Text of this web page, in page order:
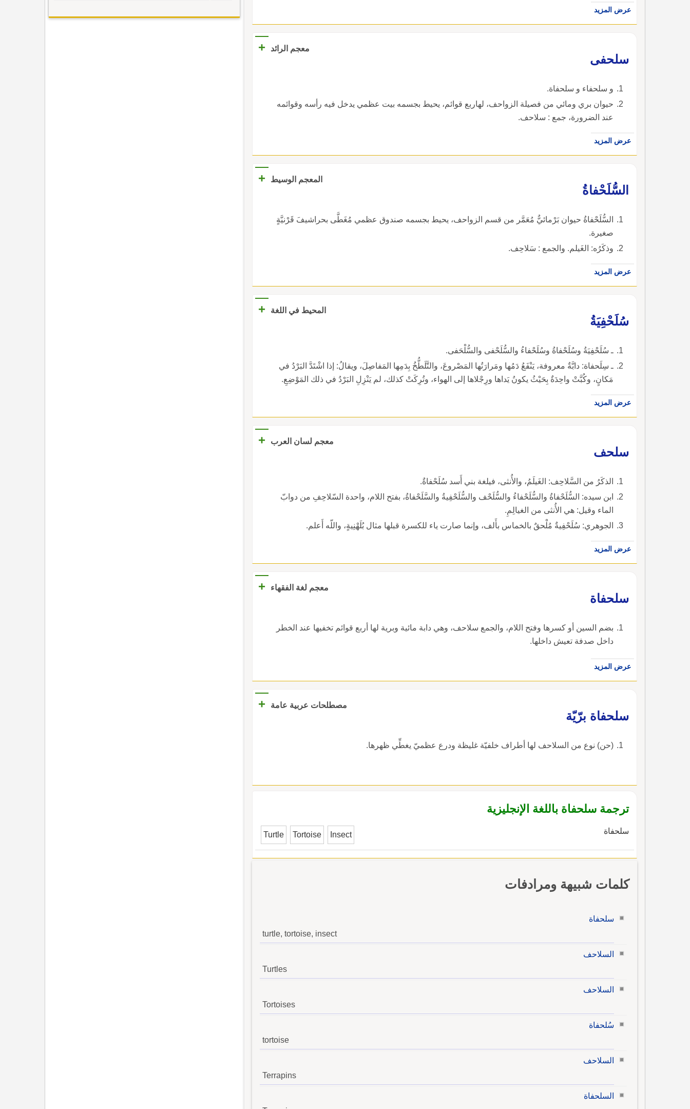
عرض المزيد
معجم الرائد
+
سلحفى
و سلحفاء و سلحفاة.
حيوان بري ومائي من فصيلة الزواحف، لهاربع قوائم، يحيط بجسمه بيت عظمي يدخل فيه رأسه وقوائمه
عند الضرورة، جمع : سلاحف.
عرض المزيد
المعجم الوسيط
+
السُّلَحْفاةُ
السُّلَحْفاةُ حيوان بَرْمائيٌّ مُعَمَّر من قسم الزواحف، يحيط بجسمه صندوق عظمي مُغَطَّى بحراشيفَ قَرْنيَّةٍ
صغيرة.
وذكَرُه: الغَيلم. والجمع : سَلاحِف.
عرض المزيد
المحيط في اللغة
+
سُلَحْفِيَةُ
ـ سُلَحْفِيَةُ وسُلَحْفاةُ وسُلَحْفاءُ والسُّلَحْفى والسُّلْحَفى.
ـ سِلَحفاة: دابَّةٌ معروفة، يَنْفَعُ دَمُها ومَرارَتُها المَصْروعَ، والتَّلَطُّخُ بِدَمِها المَفاصِلَ، ويقالُ: إذا اشْتَدَّ البَرْدُ في
مَكانٍ، وكُبَّتْ واحِدَةٌ بِحَيْثُ يكونُ يَداها ورِجْلاها إلى الهواء، وتُرِكَتْ كذلك، لم يَنْزِلِ البَرْدُ في ذلك المَوْضِعِ.
عرض المزيد
معجم لسان العرب
+
سلحف
الذكَرُ من السَّلاحِف: الغَيلَمُ، والأُنثى، فيلغة بني أَسد سُلَحْفاةٌ.
ابن سيده: السُّلَحْفاةُ والسُّلَحْفاءُ والسُّلَحْف والسُّلَحْفِيةُ والسَّلَحْفاةُ، بفتح اللام، واحدة السّلاحِفِ من دوابّ
الماء وقيل: هي الأُنثى من الغيالِمِ.
الجوهري: سُلَحْفِيةٌ مُلْحقٌ بالخماس بأَلف، وإنما صارت ياء للكسرة قبلها مثال بُلَهْنِيةٍ، واللّه أَعلم.
عرض المزيد
معجم لغة الفقهاء
+
سلحفاة
بضم السين أو كسرها وفتح اللام، والجمع سلاحف، وهي دابة مائية وبرية لها أربع قوائم تخفيها عند الخطر
داخل صدفة تعيش داخلها.
عرض المزيد
مصطلحات عربية عامة
+
سلحفاة برّيّة
(حن) نوع من السلاحف لها أطراف خلفيّة غليظة ودرع عظميّ يغطِّي ظهرها.
ترجمة سلحفاة باللغة الإنجليزية
سلحفاة Turtle Tortoise Insect
كلمات شبيهة ومرادفات
سلحفاة
turtle, tortoise, insect
السلاحف
Turtles
السلاحف
Tortoises
سُلحفاة
tortoise
السلاحف
Terrapins
السلحفاة